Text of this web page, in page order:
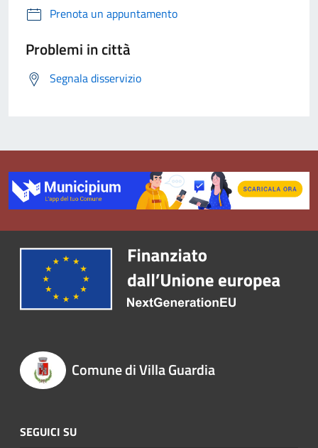
Prenota un appuntamento
Problemi in città
Segnala disservizio
Comune di Villa Guardia
SEGUICI SU